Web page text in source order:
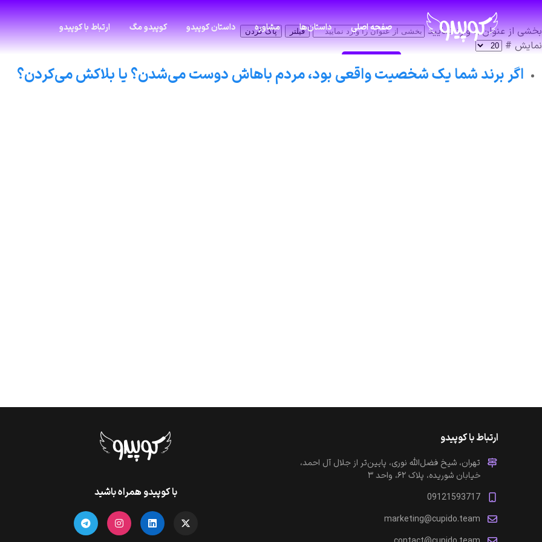
صفحه اصلی داستان‌ها مشاوره داستان کوپیدو کوپیدو مگ ارتباط با کوپیدو بخشی از عنوان را وارد نمایید فیلتر پاک کردن
نمایش #
اگر برند شما یک شخصیت واقعی بود، مردم باهاش دوست می‌شدن؟ یا بلاکش می‌کردن؟
ارتباط با کوپیدو
تهران، شیخ فضل‌الله نوری، پایین‌تر از جلال آل احمد،
خیابان شوریده، پلاک ۶۲، واحد ۳
09121593717
marketing@cupido.team
با کوپیدو همراه باشید